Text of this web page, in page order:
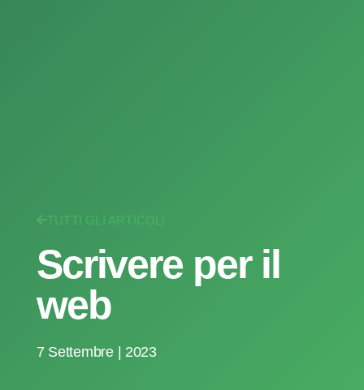
TUTTI GLI ARTICOLI
Scrivere per il
web
7 Settembre | 2023